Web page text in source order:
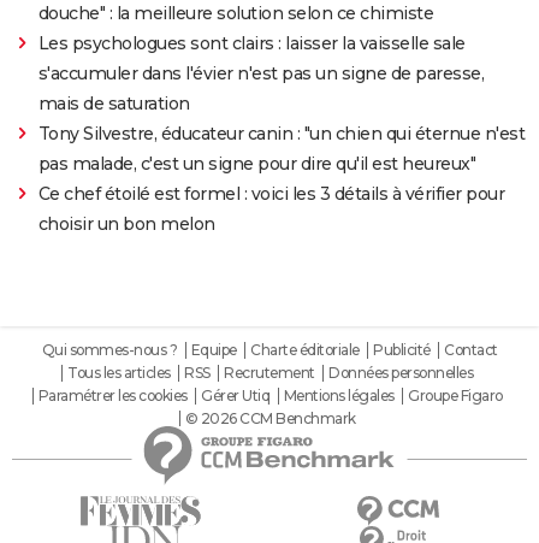
douche" : la meilleure solution selon ce chimiste
Les psychologues sont clairs : laisser la vaisselle sale
s'accumuler dans l'évier n'est pas un signe de paresse,
mais de saturation
Tony Silvestre, éducateur canin : "un chien qui éternue n'est
pas malade, c'est un signe pour dire qu'il est heureux"
Ce chef étoilé est formel : voici les 3 détails à vérifier pour
choisir un bon melon
Qui sommes-nous ? Equipe Charte éditoriale Publicité
Contact
Tous les articles
RSS Recrutement
Données personnelles
Paramétrer les cookies
Gérer Utiq Mentions légales
Groupe Figaro
© 2026 CCM Benchmark